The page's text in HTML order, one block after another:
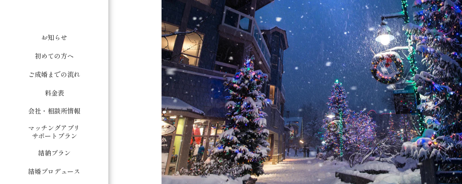
お知らせ
初めての方へ
ご成婚までの流れ
料金表
会社・相談所情報
マッチングアプリ
サポートプラン
結納プラン
結婚プロデュース